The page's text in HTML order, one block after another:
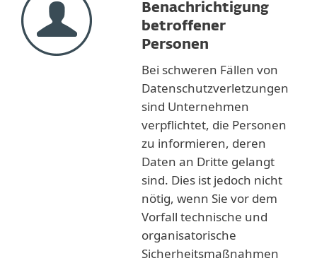
Benachrichtigung
betroffener
Personen
Bei schweren Fällen von
Datenschutzverletzungen
sind Unternehmen
verpflichtet, die Personen
zu informieren, deren
Daten an Dritte gelangt
sind. Dies ist jedoch nicht
nötig, wenn Sie vor dem
Vorfall technische und
organisatorische
Sicherheitsmaßnahmen